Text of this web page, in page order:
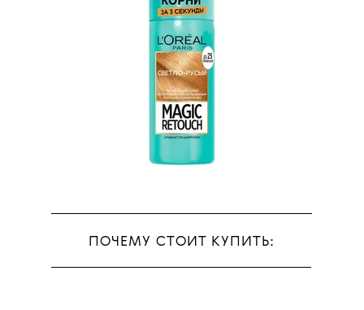
ПОЧЕМУ СТОИТ КУПИТЬ: